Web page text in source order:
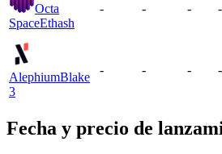
Octa
SpaceEthash
- - - -
AlephiumBlake
3
- - - -
Fecha y precio de